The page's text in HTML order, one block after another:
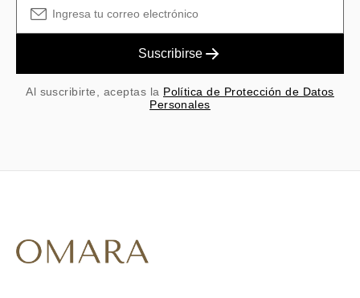
Suscribirse
Al suscribirte, aceptas la Política de Protección de Datos
Personales